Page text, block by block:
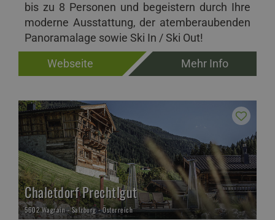
bis zu 8 Personen und begeistern durch Ihre
moderne Ausstattung, der atemberaubenden
Panoramalage sowie Ski In / Ski Out!
Webseite
Mehr Info
Chaletdorf Prechtlgut
5602 Wagrain - Salzburg - Österreich